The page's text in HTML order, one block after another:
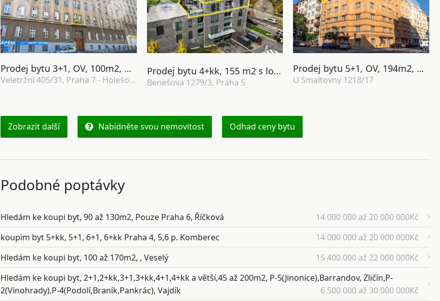
Prodej bytu 3+1, OV, 100m2, ul. Veletržní 405/31, Praha 7 - Holešovice
Veletržní 405/31, Praha 7 - Holešovice
Prodej bytu 4+kk, 155 m2 s lodžií, terasou, sklepem, dvěma garážovými stáními a saunou, ul. Benešova 1279/3, Praha 5 - Barrandov
Benešova 1279/3, Praha 5
Prodej bytu 5+1, OV, 194m2, ul. U Smaltovny 1218/17, Praha 7 - Holešovice
U Smaltovny 1218/17
Zobrazit další Nabídněte svou nemovitost Odhad ceny bytu
Podobné poptávky
Hledám ke koupi byt, 90 až 130m2, Pouze Praha 6, Říčková
14 000 000 až 20 000 000Kč
koupim byt 5+kk, 5+1, 6+1, 6+kk Praha 4, 5,6 p. Komberec
14 000 000 až 20 000 000Kč
Hledám ke koupi byt, 100 až 170m2, , Veselý
15 400 000 až 22 000 000Kč
Hledám ke koupi byt, 2+1,2+kk,3+1,3+kk,4+1,4+kk a větší,45 až 200m2, P-5(Jinonice),Barrandov, Zličín,P-
2(Vinohrady),P-4(Podolí,Braník,Pankrác), Vajdík
6 500 000 až 30 000 000Kč